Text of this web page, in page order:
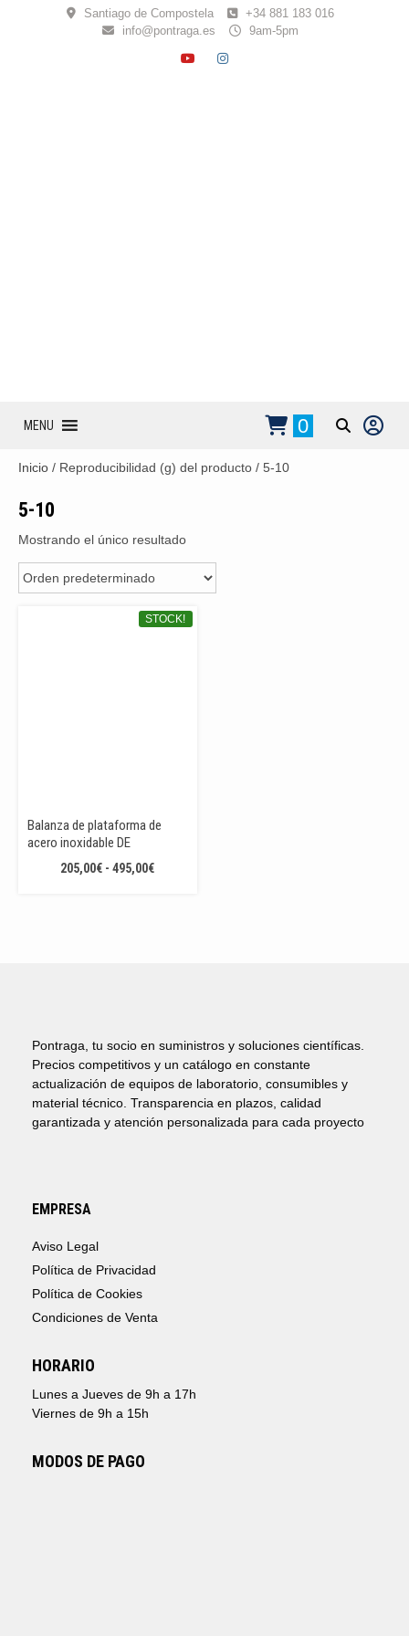
Santiago de Compostela
+34 881 183 016
info@pontraga.es
9am-5pm
YOUTUBE
INSTAGRAM
MENU 0
Inicio / Reproducibilidad (g) del producto / 5-10
5-10
Mostrando el único resultado
STOCK!
Balanza de plataforma de
acero inoxidable DE
205,00€ - 495,00€RANGO
Pontraga, tu socio en suministros y soluciones científicas.
Precios competitivos y un catálogo en constante
actualización de equipos de laboratorio, consumibles y
material técnico. Transparencia en plazos, calidad
garantizada y atención personalizada para cada proyecto
EMPRESA
Aviso Legal
Política de Privacidad
Política de Cookies
Condiciones de Venta
HORARIO
Lunes a Jueves de 9h a 17h
Viernes de 9h a 15h
MODOS DE PAGO